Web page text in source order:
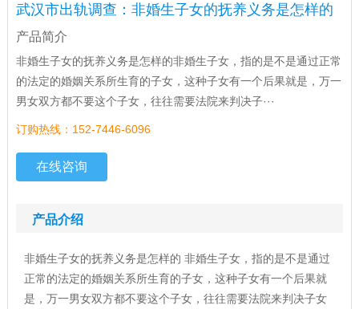
武汉市出轨调查：非婚生子女的抚养义务是怎样的
产品简介
非婚生子女的抚养义务是怎样的非婚生子女，指的是不是通过正常
的法定的婚姻关系所生育的子女，这种子女有一个后果就是，万一
男女双方都不要这个子女，往往需要法院来判决子···
订购热线：152-7446-6096
在线咨询
产品介绍
非婚生子女的抚养义务是怎样的 非婚生子女，指的是不是通过
正常的法定的婚姻关系所生育的子女，这种子女有一个后果就
是，万一男女双方都不要这个子女，往往需要法院来判决子女